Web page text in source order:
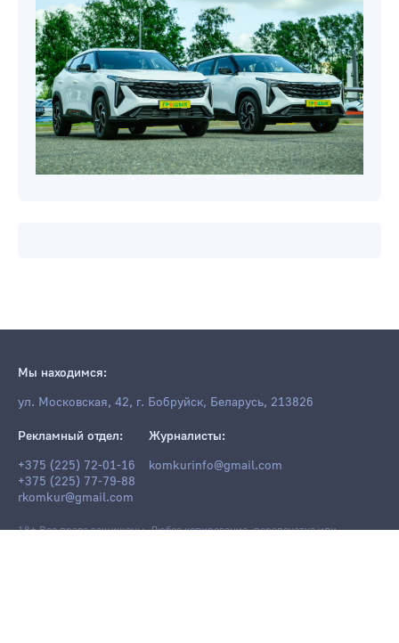
Мы находимся:
ул. Московская, 42, г. Бобруйск, Беларусь, 213826
Рекламный отдел:
+375 (225) 72-01-16
+375 (225) 77-79-88
rkomkur@gmail.com
Журналисты:
komkurinfo@gmail.com
18+ Все права защищены. Любое копирование, перепечатка или